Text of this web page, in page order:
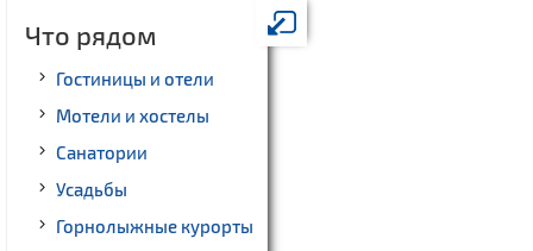
Что рядом
Гостиницы и отели
Мотели и хостелы
Санатории
Усадьбы
Горнолыжные курорты